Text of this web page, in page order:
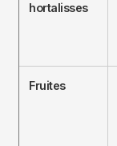
hortalisses
Fruites